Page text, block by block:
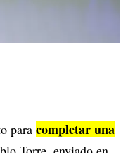
para completar una